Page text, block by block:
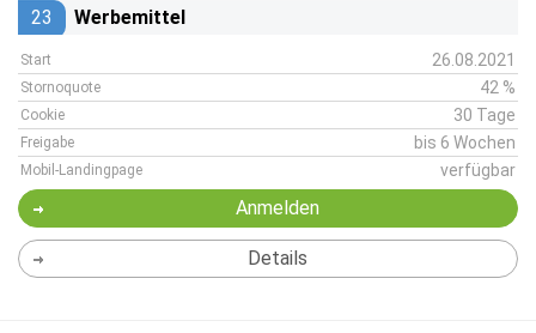
23 Werbemittel
Start 26.08.2021
Stornoquote 42 %
Cookie 30 Tage
Freigabe bis 6 Wochen
Mobil-Landingpage verfügbar
Anmelden
Details